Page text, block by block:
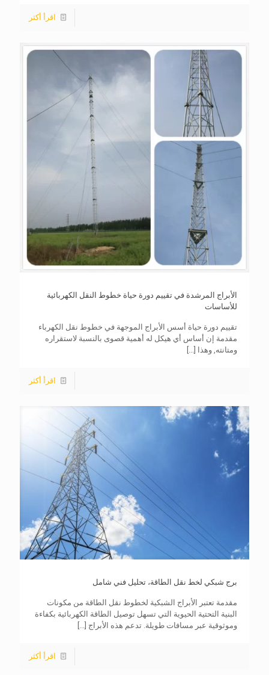
اقرأ أكثر
الأبراج المرشدة في تقييم دورة حياة خطوط النقل الكهربائية
للأساسات
تقييم دورة حياة أسس الأبراج الموجهة في خطوط نقل الكهرباء
مقدمة إن أساس أي هيكل له أهمية قصوى بالنسبة لاستقراره
ومتانته, وهذا
اقرأ أكثر
برج شبكي لخط نقل الطاقة، تحليل فني شامل
مقدمة تعتبر الأبراج الشبكية لخطوط نقل الطاقة من مكونات
البنية التحتية الحيوية التي تسهل توصيل الطاقة الكهربائية بكفاءة
وموثوقية عبر مسافات طويلة. تدعم هذه الأبراج [...]
اقرأ أكثر